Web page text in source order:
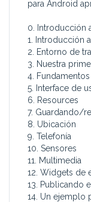
para Android
0. Introducción
1. Introducción
2. Entorno de
3. Nuestra
4.
5. Interface de
6. Resources
7. Guardando/
8. Ubicación
9. Telefonía
10. Sensores
11. Multimedia
12. Widgets de
13. Publicando
14. Un ejemplo